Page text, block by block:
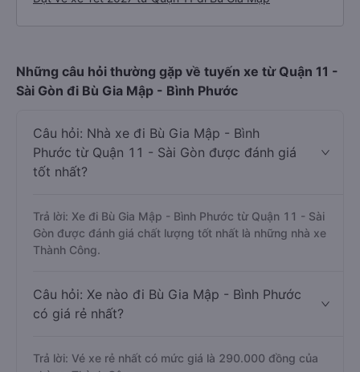
Những câu hỏi thường gặp về tuyến xe từ Quận 11 -
Sài Gòn đi Bù Gia Mập - Bình Phước
Câu hỏi: Nhà xe đi Bù Gia Mập - Bình
Phước từ Quận 11 - Sài Gòn được đánh giá
tốt nhất?
Trả lời: Xe đi Bù Gia Mập - Bình Phước từ Quận 11 - Sài
Gòn được đánh giá chất lượng tốt nhất là những nhà xe
Thành Công.
Câu hỏi: Xe nào đi Bù Gia Mập - Bình Phước
có giá rẻ nhất?
Trả lời: Vé xe rẻ nhất có mức giá là 290.000 đồng của